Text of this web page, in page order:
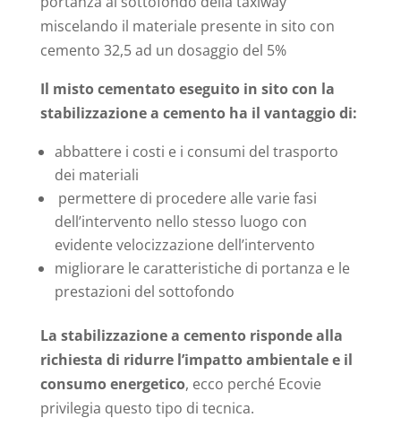
miscelando il materiale presente in sito con
cemento 32,5 ad un dosaggio del 5%
Il misto cementato eseguito in sito con la
stabilizzazione a cemento ha il vantaggio di:
abbattere i costi e i consumi del trasporto
dei materiali
permettere di procedere alle varie fasi
dell’intervento nello stesso luogo con
evidente velocizzazione dell’intervento
migliorare le caratteristiche di portanza e le
prestazioni del sottofondo
La stabilizzazione a cemento risponde alla
richiesta di ridurre l’impatto ambientalee il
consumo energetico, ecco perché Ecovie
privilegia questo tipo di tecnica.